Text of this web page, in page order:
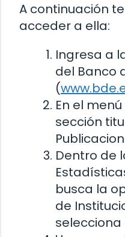
A continuación
acceder a ella:
Ingresa a
del Banco
(
En el
sección
Dentro de
busca la
de